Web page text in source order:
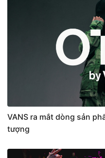
VANS ra mắt dòng sản
tượng